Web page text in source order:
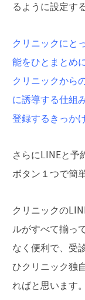
るように設定す
クリニックにと
能をひとまとめ
クリニックから
に誘導する仕組
登録するきっか
さらにLINEと予
ボタン１つで簡
クリニックの
ルがすべて揃っ
なく便利で、受
ひクリニック独
ればと思います。